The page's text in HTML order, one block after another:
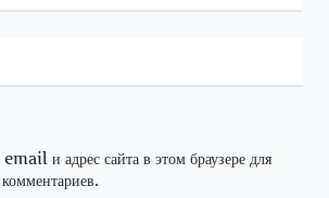
и адрес сайта в этом браузере для